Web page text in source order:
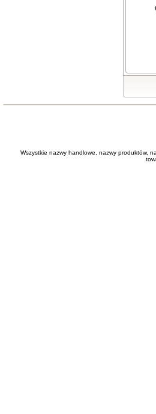
Wszystkie nazwy handlowe, nazwy produktów,